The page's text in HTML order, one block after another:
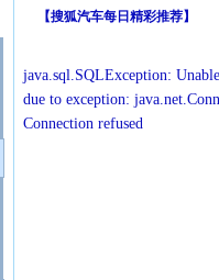
【搜狐汽车每日精彩推荐】
java.sql.SQLException:
due to exception:
Connection refused